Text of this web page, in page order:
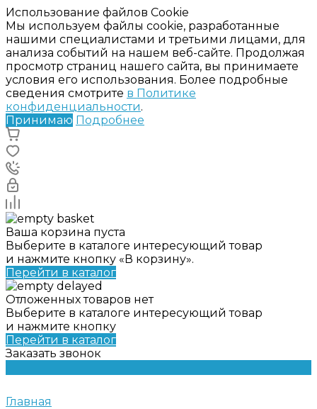
Использование файлов Cookie
Мы используем файлы cookie, разработанные
нашими специалистами и третьими лицами, для
анализа событий на нашем веб-сайте. Продолжая
просмотр страниц нашего сайта, вы принимаете
условия его использования. Более подробные
сведения смотрите в Политике
конфиденциальности.
Принимаю Подробнее
Ваша корзина пуста
Выберите в каталоге интересующий товар
и нажмите кнопку «В корзину».
Перейти в каталог
Отложенных товаров нет
Выберите в каталоге интересующий товар
и нажмите кнопку
Перейти в каталог
Заказать звонок
Главная